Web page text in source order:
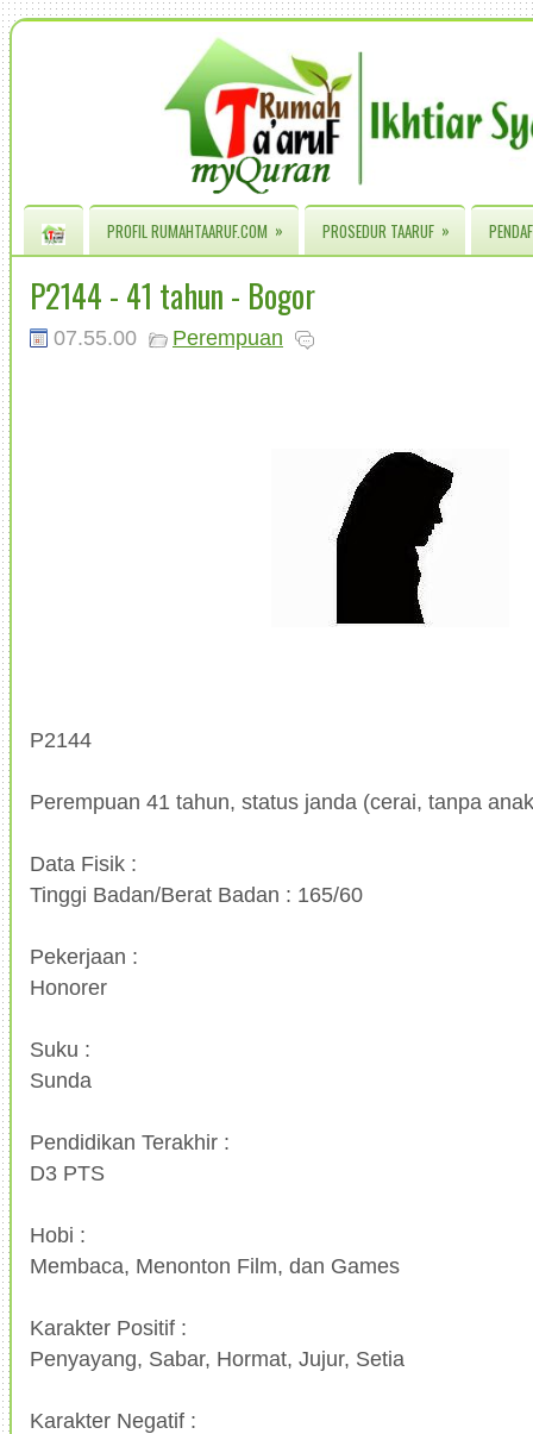
PROFIL RUMAHTAARUF.COM » PROSEDUR TAARUF »
P2144 - 41 tahun - Bogor
07.55.00 Perempuan
P2144
Perempuan 41 tahun, status janda (cerai, tanpa
Data Fisik :
Tinggi Badan/Berat Badan : 165/60
Pekerjaan :
Honorer
Suku :
Sunda
Pendidikan Terakhir :
D3 PTS
Hobi :
Membaca, Menonton Film, dan Games
Karakter Positif :
Penyayang, Sabar, Hormat, Jujur, Setia
Karakter Negatif :